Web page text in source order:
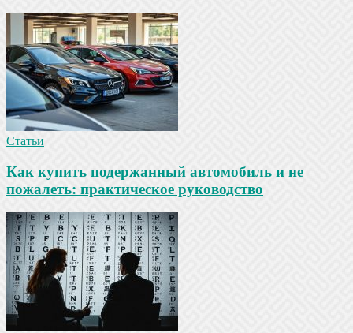
Статьи
Как купить подержанный автомобиль и не
пожалеть: практическое руководство